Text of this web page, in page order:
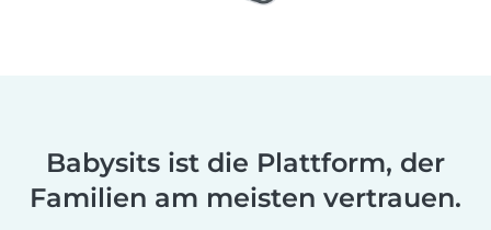
Babysits ist die Plattform, der
Familien am meisten vertrauen.